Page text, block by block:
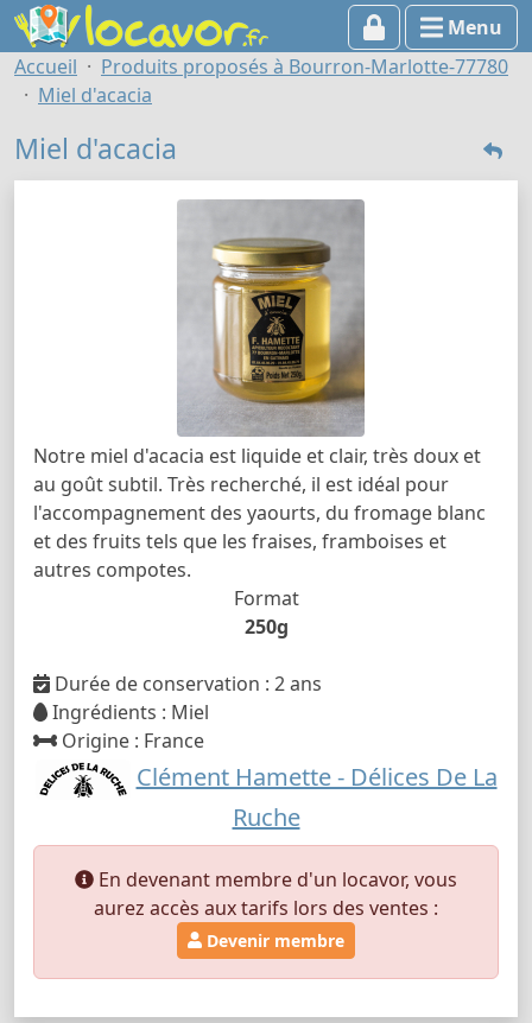
Menu
Accueil
Produits proposés à Bourron-Marlotte-77780
Miel d'acacia
Miel d'acacia
​Notre miel d'acacia est liquide et clair, très doux et
au goût subtil. Très recherché, il est idéal pour
l'accompagnement des yaourts, du fromage blanc
et des fruits tels que les fraises, framboises et
autres compotes.
Format
250g
Durée de conservation : 2 ans
Ingrédients : Miel
Origine : France
Clément Hamette - Délices De La
Ruche
En devenant membre d'un locavor, vous
aurez accès aux tarifs lors des ventes :
Devenir membre